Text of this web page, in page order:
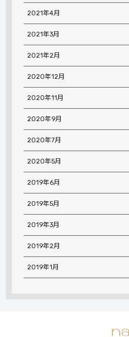
2021年4月
2021年3月
2021年2月
2020年12月
2020年11月
2020年9月
2020年7月
2020年5月
2019年6月
2019年5月
2019年3月
2019年2月
2019年1月